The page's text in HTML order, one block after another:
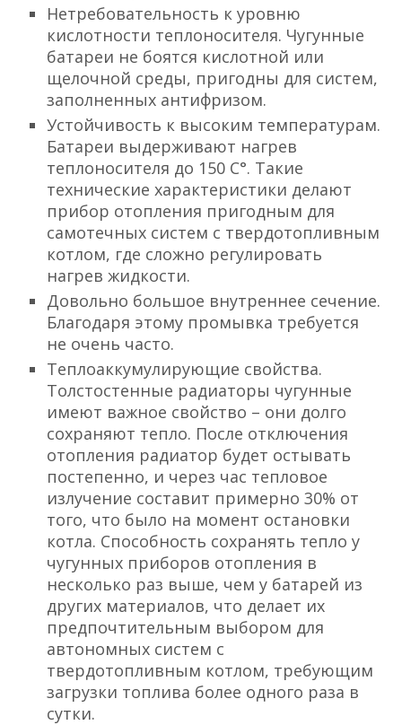
Нетребовательность к уровню
кислотности теплоносителя. Чугунные
батареи не боятся кислотной или
щелочной среды, пригодны для систем,
заполненных антифризом.
Устойчивость к высоким температурам.
Батареи выдерживают нагрев
теплоносителя до 150 С°. Такие
технические характеристики делают
прибор отопления пригодным для
самотечных систем с твердотопливным
котлом, где сложно регулировать
нагрев жидкости.
Довольно большое внутреннее сечение.
Благодаря этому промывка требуется
не очень часто.
Теплоаккумулирующие свойства.
Толстостенные радиаторы чугунные
имеют важное свойство – они долго
сохраняют тепло. После отключения
отопления радиатор будет остывать
постепенно, и через час тепловое
излучение составит примерно 30% от
того, что было на момент остановки
котла. Способность сохранять тепло у
чугунных приборов отопления в
несколько раз выше, чем у батарей из
других материалов, что делает их
предпочтительным выбором для
автономных систем с
твердотопливным котлом, требующим
загрузки топлива более одного раза в
сутки.